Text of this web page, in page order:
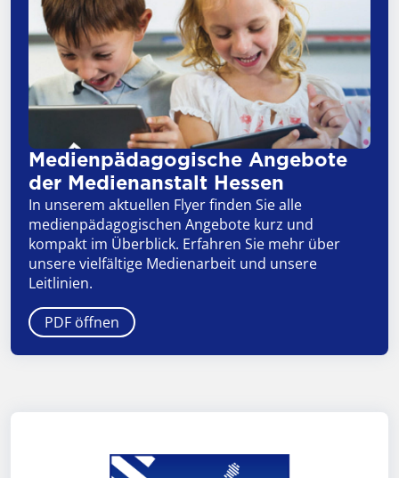
Medienpädagogische Angebote
der Medienanstalt Hessen
In unserem aktuellen Flyer finden Sie alle
medienpädagogischen Angebote kurz und
kompakt im Überblick. Erfahren Sie mehr über
unsere vielfältige Medienarbeit und unsere
Leitlinien.
PDF öffnen